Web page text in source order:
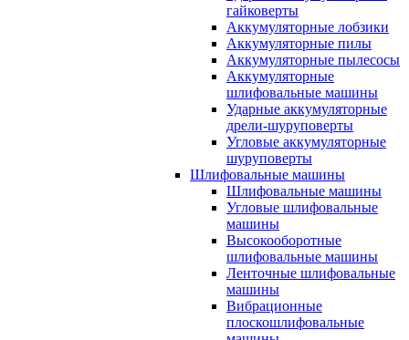
гайковерты
Аккумуляторные лобзики
Аккумуляторные пилы
Аккумуляторные пылесосы
Аккумуляторные
шлифовальные машины
Ударные аккумуляторные
дрели-шуруповерты
Угловые аккумуляторные
шуруповерты
Шлифовальные машины
Шлифовальные машины
Угловые шлифовальные
машины
Высокооборотные
шлифовальные машины
Ленточные шлифовальные
машины
Вибрационные
плоскошлифовальные